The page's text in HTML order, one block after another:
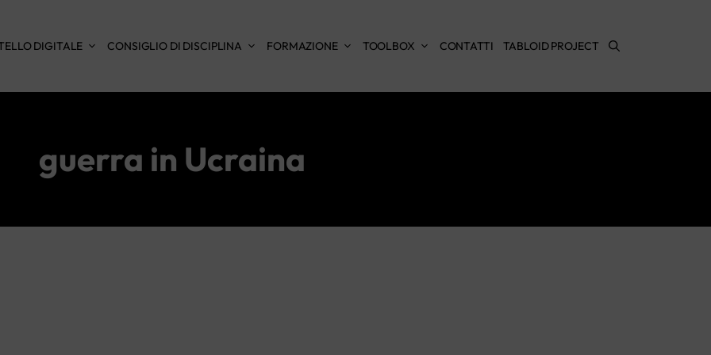
DIGITALE CONSIGLIO DI DISCIPLINA FORMAZIONE TOOLBOX CONTATTI TABLOID PROJECT
guerra in Ucraina